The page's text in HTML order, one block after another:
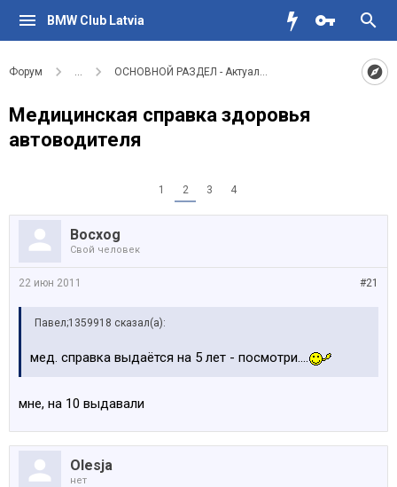
BMW Club Latvia
Форум ... ОСНОВНОЙ РАЗДЕЛ - Актуальное для водителей BMW
Медицинская справка здоровья
автоводителя
1 2 3 4
Bocxog
Свой человек
#21
22 июн 2011
Павел;1359918 сказал(а):
мед. справка выдаётся на 5 лет - посмотри....
мне, на 10 выдавали
Olesja
нет